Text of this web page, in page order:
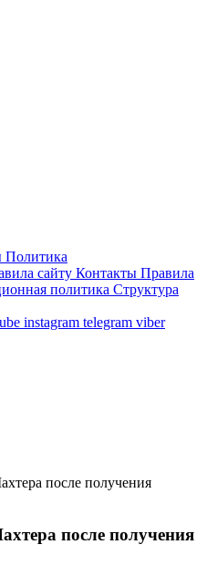
Политика
сайту Контакты Правила
политика Структура
instagram telegram viber
после получения
после получения